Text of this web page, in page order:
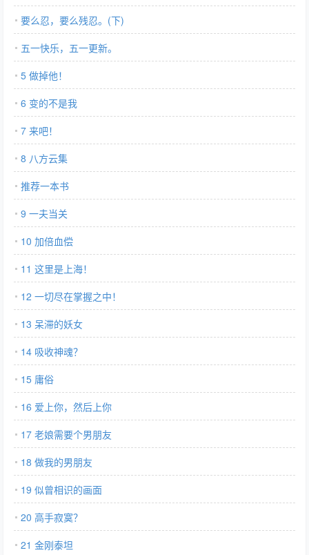
要么忍，要么残忍。(下)
五一快乐，五一更新。
5 做掉他！
6 变的不是我
7 来吧！
8 八方云集
推荐一本书
9 一夫当关
10 加倍血偿
11 这里是上海！
12 一切尽在掌握之中！
13 呆滞的妖女
14 吸收神魂？
15 庸俗
16 爱上你，然后上你
17 老娘需要个男朋友
18 做我的男朋友
19 似曾相识的画面
20 高手寂寞？
21 金刚泰坦